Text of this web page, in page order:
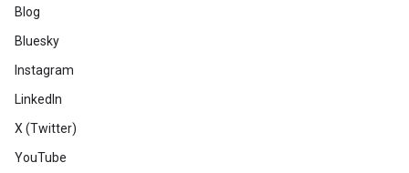
Blog
Bluesky
Instagram
LinkedIn
X (Twitter)
YouTube